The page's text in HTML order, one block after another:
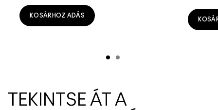
KOSÁRHOZ ADÁS
TEKINTSE ÁT A